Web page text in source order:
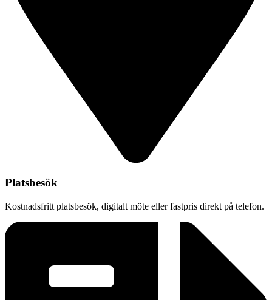
Platsbesök
Kostnadsfritt platsbesök, digitalt möte eller fastpris direkt på telefon.